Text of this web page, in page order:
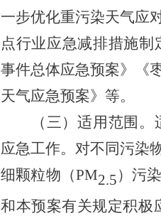
一步优化重污染天气应
点行业应急减排措施制
事件总体应急预案》《
天气应急预案》 等。
（三）适用范围。
应急工作。对不同污染
细颗粒物（PM2.5）污
和本预案有关规定积极